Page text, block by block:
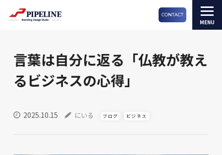
CONTACT
言葉は自分に返る「仏教が教え
るビジネスの心得」
2025.10.15 にいる ブログ ビジネス